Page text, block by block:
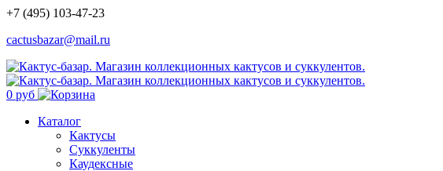
+7 (495) 103-47-23
cactusbazar@mail.ru
0 руб
Каталог
Кактусы
Суккуленты
Каудексные